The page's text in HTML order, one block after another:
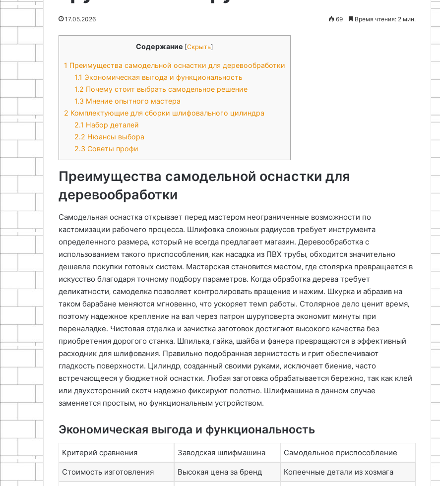
17.05.2026 69 Время чтения: 2 мин.
Содержание [Скрыть]
1 Преимущества самодельной оснастки для деревообработки
1.1 Экономическая выгода и функциональность
1.2 Почему стоит выбрать самодельное решение
1.3 Мнение опытного мастера
2 Комплектующие для сборки шлифовального цилиндра
2.1 Набор деталей
2.2 Нюансы выбора
2.3 Советы профи
Преимущества самодельной оснастки для
деревообработки
Самодельная оснастка открывает перед мастером неограниченные возможности по
кастомизации рабочего процесса. Шлифовка сложных радиусов требует инструмента
определенного размера‚ который не всегда предлагает магазин. Деревообработка с
использованием такого приспособления‚ как насадка из ПВХ трубы‚ обходится значительно
дешевле покупки готовых систем. Мастерская становится местом‚ где столярка превращается в
искусство благодаря точному подбору параметров. Когда обработка дерева требует
деликатности‚ самоделка позволяет контролировать вращение и нажим. Шкурка и абразив на
таком барабане меняются мгновенно‚ что ускоряет темп работы. Столярное дело ценит время‚
поэтому надежное крепление на вал через патрон шуруповерта экономит минуты при
переналадке. Чистовая отделка и зачистка заготовок достигают высокого качества без
приобретения дорогого станка. Шпилька‚ гайка‚ шайба и фанера превращаются в эффективный
расходник для шлифования. Правильно подобранная зернистость и грит обеспечивают
гладкость поверхности. Цилиндр‚ созданный своими руками‚ исключает биение‚ часто
встречающееся у бюджетной оснастки. Любая заготовка обрабатывается бережно‚ так как клей
или двухсторонний скотч надежно фиксируют полотно. Шлифмашина в данном случае
заменяется простым‚ но функциональным устройством.
Экономическая выгода и функциональность
Критерий сравнения Заводская шлифмашина Самодельное приспособление
Стоимость изготовления Высокая цена за бренд Копеечные детали из хозмага
28.04.2026
Проектирование и
строительство парника из
26.11.2025
Поделки из глины и солёного